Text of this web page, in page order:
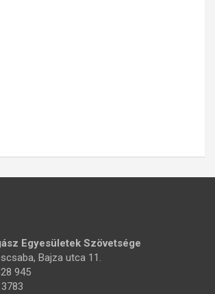
Egyesületek Szövetsége
Bajza utca 11.
945